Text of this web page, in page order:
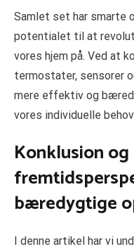
Samlet set har smarte
potentialet til at
vores hjem på. Ved at
termostater, sensorer
mere effektiv og
vores individuelle
Konklusion og
bæredygtige
I denne artikel har vi